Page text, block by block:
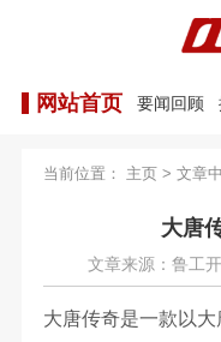
网站首页 要闻回顾
当前位置： 主页> 文章
大唐
文章来源：鲁工
大唐传奇是一款以